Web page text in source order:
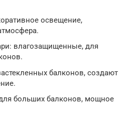
освещение,
влагозащищенные, для
балконов, создают
больших балконов, мощное